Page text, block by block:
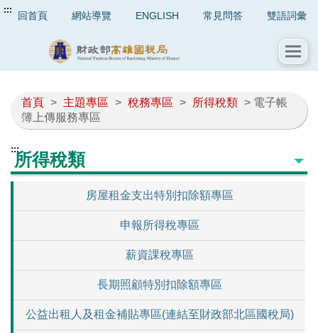
::: 回首頁 網站導覽 ENGLISH 常見問答 雙語詞彙
首頁 > 主題專區 > 稅務專區 > 所得稅類 > 電子帳
簿上傳服務專區
:::所得稅類
房屋租金支出特別扣除額專區
申報所得稅專區
薪資課稅專區
長期照顧特別扣除額專區
公益出租人及租金補貼專區(連結至財政部北區國稅局)